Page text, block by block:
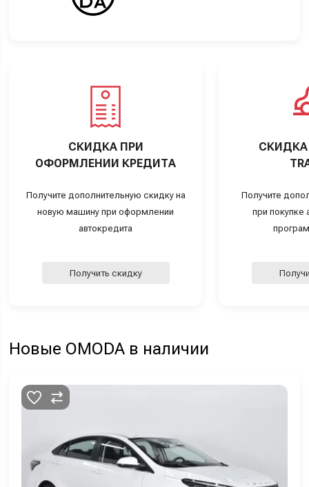
СКИДКА ПРИ
ОФОРМЛЕНИИ КРЕДИТА
Получите дополнительную скидку на
новую машину при оформлении
автокредита
Получить скидку
СКИДКА
Получите
при покупке
Новые OMODA в наличии